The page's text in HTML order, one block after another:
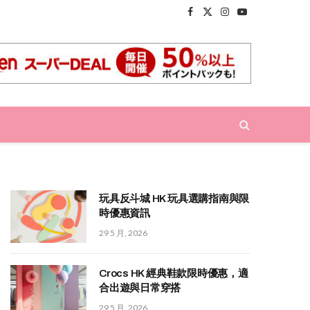
Facebook
X
Instagram
YouTube
玩具反斗城 HK 玩具選購指南與限
時優惠資訊
29 5 月, 2026
Crocs HK 經典鞋款限時優惠，適
合出遊與日常穿搭
29 5 月, 2026